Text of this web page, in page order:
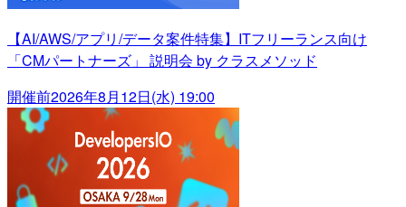
【AI/AWS/アプリ/データ案件特集】ITフリーランス向け
「CMパートナーズ」 説明会 by クラスメソッド
開催前2026年8月12日(水) 19:00